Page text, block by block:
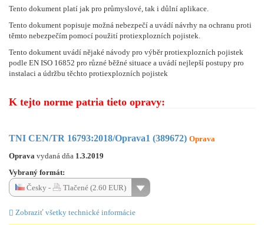
Tento dokument platí jak pro průmyslové, tak i důlní aplikace.
Tento dokument popisuje možná nebezpečí a uvádí návrhy na ochranu proti
těmto nebezpečím pomocí použití protiexplozních pojistek.
Tento dokument uvádí nějaké návody pro výběr protiexplozních pojistek
podle EN ISO 16852 pro různé běžné situace a uvádí nejlepší postupy pro
instalaci a údržbu těchto protiexplozních pojistek
K tejto norme patria tieto opravy:
TNI CEN/TR 16793:2018/Oprava1 (389672) Oprava
Oprava vydaná dňa 1.3.2019
Vybraný formát:
Česky -
Tlačené (2.60 EUR)
Zobraziť všetky technické informácie